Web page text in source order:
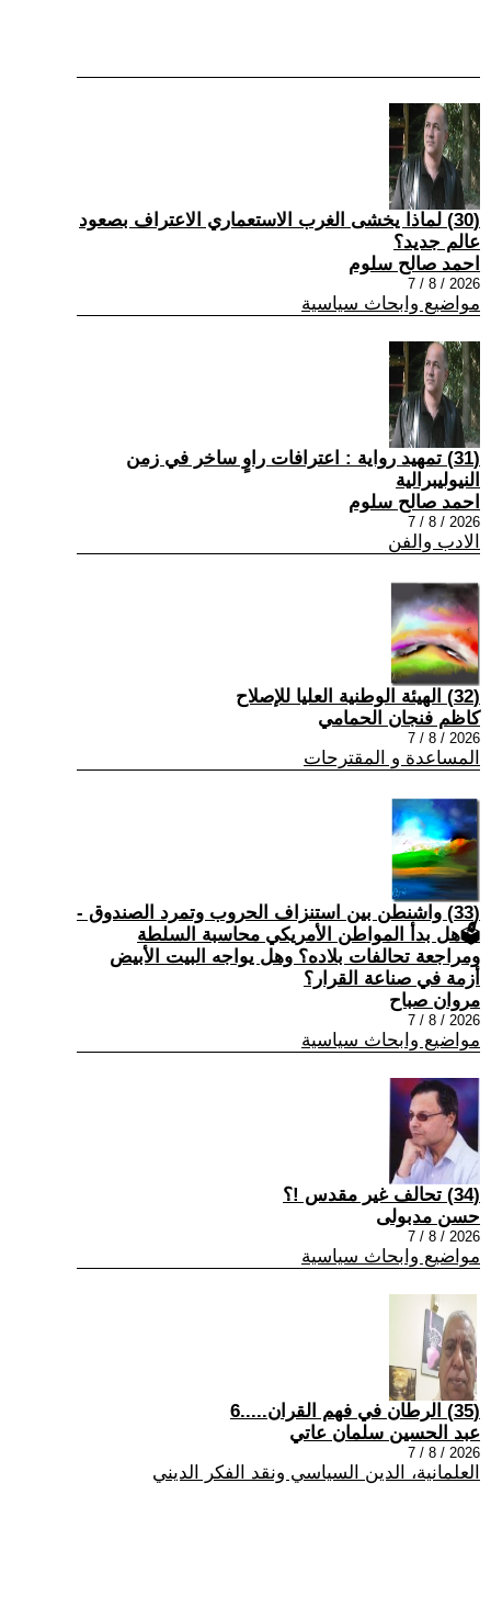
(30) لماذا يخشى الغرب الاستعماري الاعتراف بصعود
عالم جديد؟
احمد صالح سلوم
2026 / 8 / 7
مواضيع وابحاث سياسية
(31) تمهيد رواية : اعترافات راوٍ ساخر في زمن
النيوليبرالية
احمد صالح سلوم
2026 / 8 / 7
الادب والفن
(32) الهيئة الوطنية العليا للإصلاح
كاظم فنجان الحمامي
2026 / 8 / 7
المساعدة و المقترحات
(33) واشنطن بين استنزاف الحروب وتمرد الصندوق -
🗳هل بدأ المواطن الأمريكي محاسبة السلطة
ومراجعة تحالفات بلاده؟ وهل يواجه البيت الأبيض
أزمة في صناعة القرار؟
مروان صباح
2026 / 8 / 7
مواضيع وابحاث سياسية
(34) تحالف غير مقدس !؟
حسن مدبولى
2026 / 8 / 7
مواضيع وابحاث سياسية
(35) الرطان في فهم القران.....6
عبد الحسين سلمان عاتي
2026 / 8 / 7
العلمانية، الدين السياسي ونقد الفكر الديني